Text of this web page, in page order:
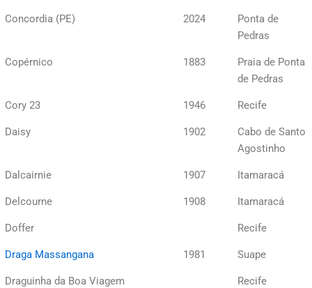
Concordia (PE) 2024
Ponta de
Pedras
Copérnico 1883
Praia de Ponta
de Pedras
Cory 23 1946 Recife
Daisy 1902
Cabo de Santo
Agostinho
Dalcairnie 1907 Itamaracá
Delcourne 1908 Itamaracá
Doffer Recife
Draga Massangana 1981 Suape
Draguinha da Boa Viagem Recife